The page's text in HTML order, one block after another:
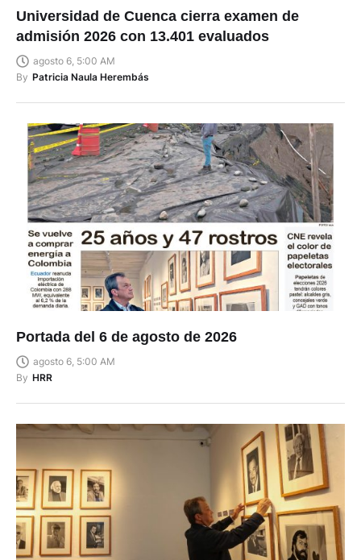
Universidad de Cuenca cierra examen de
admisión 2026 con 13.401 evaluados
agosto 6, 5:00 AM
By Patricia Naula Herembás
Portada del 6 de agosto de 2026
agosto 6, 5:00 AM
By HRR